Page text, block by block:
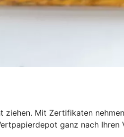
ziehen. Mit Zertifikaten
ganz nach